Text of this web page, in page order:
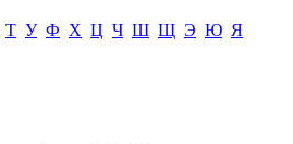
Т У Ф Х Ц Ч Ш Щ Э Ю Я